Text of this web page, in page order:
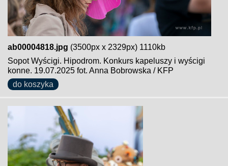
ab00004818.jpg (3500px x 2329px) 1110kb
Sopot Wyścigi. Hipodrom. Konkurs kapeluszy i wyścigi
konne. 19.07.2025 fot. Anna Bobrowska / KFP
do koszyka